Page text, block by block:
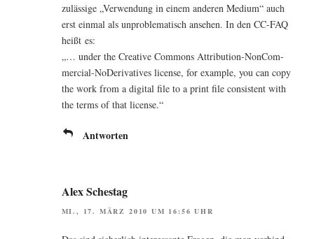
zuläs­si­ge „Ver­wen­dung in einem ande­ren Medi­um“ auch
erst ein­mal als unpro­ble­ma­tisch anse­hen. In den CC-FAQ
heißt es:
„… under the Crea­ti­ve Com­mons Attri­bu­ti­on-Non­Com­
mer­cial-NoDe­ri­va­ti­ves licen­se, for exam­p­le, you can copy
the work from a digi­tal file to a print file con­sis­tent with
the terms of that license.“
Antworten
Alex Schestag
MI., 17. MÄRZ 2010 UM 16:56 UHR